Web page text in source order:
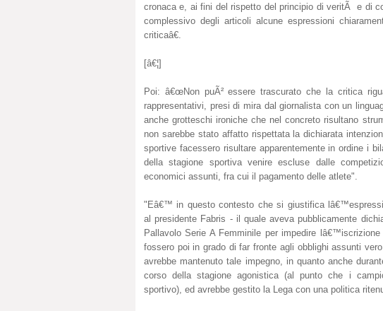
cronaca e, ai fini del rispetto del principio di veritÃ e di
complessivo degli articoli alcune espressioni
criticaâ€.
[â€¦]
Poi: â€œNon puÃ² essere trascurato che la critica
rappresentativi, presi di mira dal giornalista con un
anche grotteschi ironiche che nel concreto risultano
non sarebbe stato affatto rispettata la dichiarata
sportive facessero risultare apparentemente in ordine i
della stagione sportiva venire escluse dalle
economici assunti, fra cui il pagamento delle atlete".
"Eâ€™ in questo contesto che si giustifica
al presidente Fabris - il quale aveva pubblicamente
Pallavolo Serie A Femminile per impedire
fossero poi in grado di far fronte agli obblighi assunti
avrebbe mantenuto tale impegno, in quanto anche
corso della stagione agonistica (al punto che i
sportivo), ed avrebbe gestito la Lega con una politica